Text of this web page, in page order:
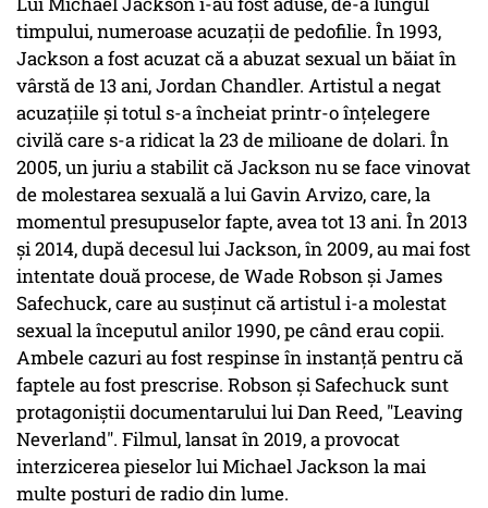
timpului, numeroase acuzaţii de pedofilie. În 1993,
Jackson a fost acuzat că a abuzat sexual un băiat în
vârstă de 13 ani, Jordan Chandler. Artistul a negat
acuzaţiile şi totul s-a încheiat printr-o înţelegere
civilă care s-a ridicat la 23 de milioane de dolari. În
2005, un juriu a stabilit că Jackson nu se face vinovat
de molestarea sexuală a lui Gavin Arvizo, care, la
momentul presupuselor fapte, avea tot 13 ani. În 2013
şi 2014, după decesul lui Jackson, în 2009, au mai fost
intentate două procese, de Wade Robson şi James
Safechuck, care au susţinut că artistul i-a molestat
sexual la începutul anilor 1990, pe când erau copii.
Ambele cazuri au fost respinse în instanţă pentru că
faptele au fost prescrise. Robson şi Safechuck sunt
protagoniştii documentarului lui Dan Reed, "Leaving
Neverland". Filmul, lansat în 2019, a provocat
interzicerea pieselor lui Michael Jackson la mai
multe posturi de radio din lume.